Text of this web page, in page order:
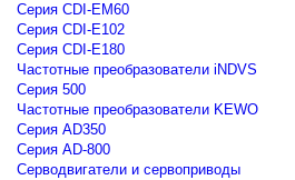
Серия CDI-EM60
Серия CDI-E102
Серия CDI-E180
Частотные преобразователи iNDVS
Серия 500
Частотные преобразователи KEWO
Серия AD350
Серия AD-800
Серводвигатели и сервоприводы